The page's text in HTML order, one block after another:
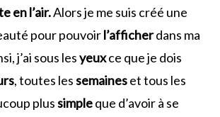
en l’air.Alors je me suis créé une
pour pouvoirl’afficherdans ma
j’ai sous lesyeuxce que je dois
, toutes lessemaineset tous les
plussimpleque d’avoir à se